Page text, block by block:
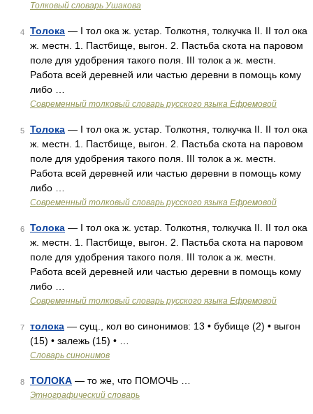
Толковый словарь Ушакова
4 Толока — I тол ока ж. устар. Толкотня, толкучка II. II тол ока
ж. местн. 1. Пастбище, выгон. 2. Пастьба скота на паровом
поле для удобрения такого поля. III толок а ж. местн.
Работа всей деревней или частью деревни в помощь кому
либо …
Современный толковый словарь русского языка Ефремовой
5 Толока — I тол ока ж. устар. Толкотня, толкучка II. II тол ока
ж. местн. 1. Пастбище, выгон. 2. Пастьба скота на паровом
поле для удобрения такого поля. III толок а ж. местн.
Работа всей деревней или частью деревни в помощь кому
либо …
Современный толковый словарь русского языка Ефремовой
6 Толока — I тол ока ж. устар. Толкотня, толкучка II. II тол ока
ж. местн. 1. Пастбище, выгон. 2. Пастьба скота на паровом
поле для удобрения такого поля. III толок а ж. местн.
Работа всей деревней или частью деревни в помощь кому
либо …
Современный толковый словарь русского языка Ефремовой
7 толока — сущ., кол во синонимов: 13 • бубище (2) • выгон
(15) • залежь (15) • …
Словарь синонимов
8 ТОЛОКА — то же, что ПОМОЧЬ …
Этнографический словарь